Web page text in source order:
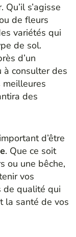
s’agisse
de fleurs
variétés qui
de sol.
d’un
à consulter des
meilleures
des
d’être
. Que ce soit
ou une bêche,
vos
de qualité qui
la santé de vos